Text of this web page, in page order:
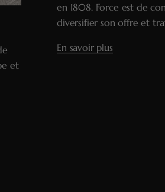
et
en 1808. Force est de
diversifier son offre et
En savoir plus